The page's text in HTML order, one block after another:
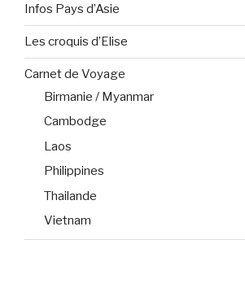
Infos Pays d’Asie
Les croquis d’Elise
Carnet de Voyage
Birmanie / Myanmar
Cambodge
Laos
Philippines
Thailande
Vietnam